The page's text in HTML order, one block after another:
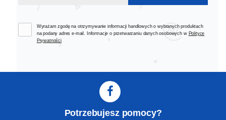
Wyrażam zgodę na otrzymywanie informacji handlowych o wybranych produktach
na podany adres e-mail. Informacje o przetwarzaniu danych osobowych w Polityce
Prywatności
Potrzebujesz pomocy?